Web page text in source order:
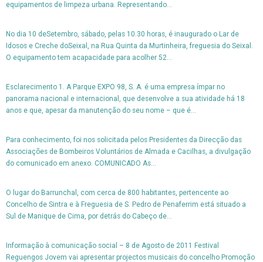
equipamentos de limpeza urbana. Representando...
No dia 10 deSetembro, sábado, pelas 10.30 horas, é inaugurado o Lar de
Idosos e Creche doSeixal, na Rua Quinta da Murtinheira, freguesia do Seixal.
O equipamento tem acapacidade para acolher 52...
Esclarecimento 1. A Parque EXPO 98, S. A. é uma empresa ímpar no
panorama nacional e internacional, que desenvolve a sua atividade há 18
anos e que, apesar da manutenção do seu nome – que é...
Para conhecimento, foi nos solicitada pelos Presidentes da Direcção das
Associações de Bombeiros Voluntários de Almada e Cacilhas, a divulgação
do comunicado em anexo. COMUNICADO As...
O lugar do Barrunchal, com cerca de 800 habitantes, pertencente ao
Concelho de Sintra e à Freguesia de S. Pedro de Penaferrim está situado a
Sul de Manique de Cima, por detrás do Cabeço de...
Informação à comunicação social – 8 de Agosto de 2011 Festival
Reguengos Jovem vai apresentar projectos musicais do concelho Promoção